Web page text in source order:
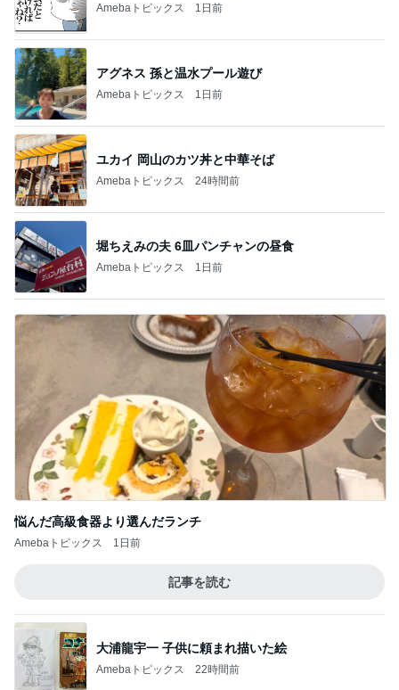
Amebaトピックス 1日前
アグネス 孫と温水プール遊び
Amebaトピックス 1日前
ユカイ 岡山のカツ丼と中華そば
Amebaトピックス 24時間前
堀ちえみの夫 6皿パンチャンの昼食
Amebaトピックス 1日前
悩んだ高級食器より選んだランチ
Amebaトピックス 1日前
記事を読む
大浦龍宇一 子供に頼まれ描いた絵
Amebaトピックス 22時間前